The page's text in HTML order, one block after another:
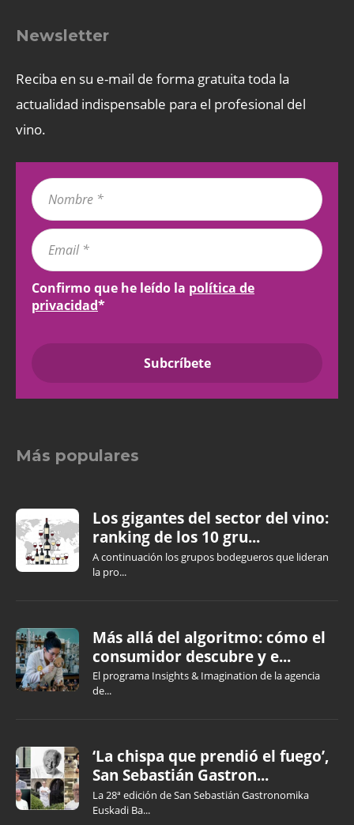
Newsletter
Reciba en su e-mail de forma gratuita toda la
actualidad indispensable para el profesional del
vino.
Confirmo que he leído la política de
privacidad*
Más populares
Los gigantes del sector del vino:
ranking de los 10 gru...
A continuación los grupos bodegueros que lideran
la pro...
Más allá del algoritmo: cómo el
consumidor descubre y e...
El programa Insights & Imagination de la agencia
de...
‘La chispa que prendió el fuego’,
San Sebastián Gastron...
La 28ª edición de San Sebastián Gastronomika
Euskadi Ba...